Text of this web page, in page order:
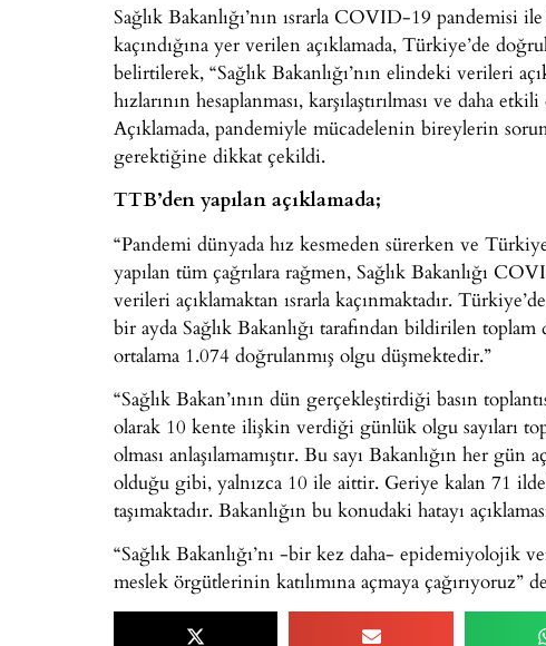
Sağlık Bakanlığı’nın ısrarla COVID-19 pandemisi
kaçındığına yer verilen açıklamada, Türkiye’de
belirtilerek, “Sağlık Bakanlığı’nın elindeki verileri
hızlarının hesaplanması, karşılaştırılması ve daha
Açıklamada, pandemiyle mücadelenin bireylerin
gerektiğine dikkat çekildi.
TTB’den yapılan açıklamada;
“Pandemi dünyada hız kesmeden sürerken ve
yapılan tüm çağrılara rağmen, Sağlık Bakanlığı
verileri açıklamaktan ısrarla kaçınmaktadır.
bir ayda Sağlık Bakanlığı tarafından bildirilen toplam
ortalama 1.074 doğrulanmış olgu düşmektedir.”
“Sağlık Bakan’ının dün gerçekleştirdiği basın
olarak 10 kente ilişkin verdiği günlük olgu sayıları
olması anlaşılamamıştır. Bu sayı Bakanlığın her gün
olduğu gibi, yalnızca 10 ile aittir. Geriye kalan 71
taşımaktadır. Bakanlığın bu konudaki hatayı
“Sağlık Bakanlığı’nı -bir kez daha- epidemiyolojik
meslek örgütlerinin katılımına açmaya çağırıyoruz”